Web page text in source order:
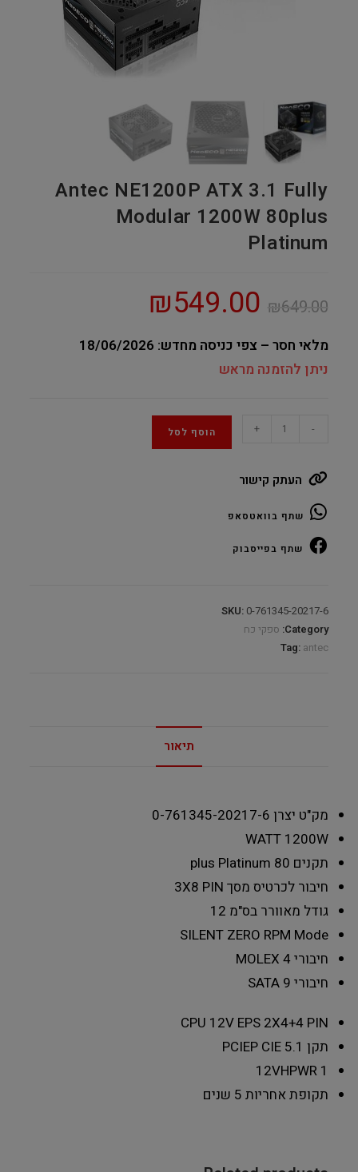
Antec NE1200P ATX 3.1 Fully
Modular 1200W 80plus
Platinum
₪649.00
₪549.00
מלאי חסר – צפי כניסה מחדש: 18/06/2026
ניתן להזמנה מראש
3.1
Fully
Modular
1200W
quantity
-
+ הוסף לסל
העתק קישור
שתף בוואטסאפ
שתף בפייסבוק
SKU: 0-761345-20217-6
Category: ספקי כח
Tag: antec
תיאור
מק"ט יצרן 0-761345-20217-6
WATT 1200W
תקנים 80 plus Platinum
חיבור לכרטיס מסך 3X8 PIN
גודל מאוורר בס"מ 12
SILENT ZERO RPM Mode
חיבורי MOLEX4
חיבורי SATA 9
CPU 12V EPS 2X4+4 PIN
תקן PCIE P CIE 5.1
12VHPWR 1
תקופת אחריות 5 שנים